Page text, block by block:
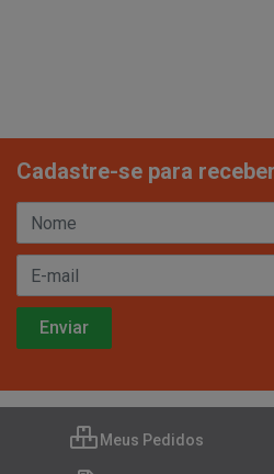
Cadastre-se para
Meus Pedidos